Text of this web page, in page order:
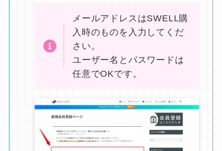
メールアドレスはSWELL購
入時のものを入力してくだ
さい。
ユーザー名とパスワードは
任意でOKです。